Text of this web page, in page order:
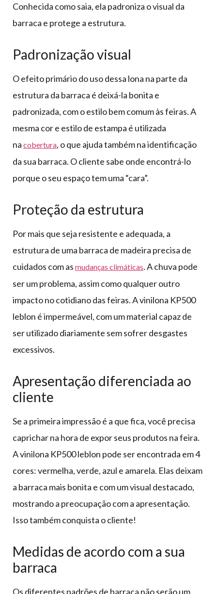
Conhecida como saia, ela padroniza o visual da
barraca e protege a estrutura.
Padronização visual
O efeito primário do uso dessa lona na parte da
estrutura da barraca é deixá-la bonita e
padronizada, com o estilo bem comum às feiras. A
mesma cor e estilo de estampa é utilizada
na cobertura, o que ajuda também na identificação
da sua barraca. O cliente sabe onde encontrá-lo
porque o seu espaço tem uma “cara”.
Proteção da estrutura
Por mais que seja resistente e adequada, a
estrutura de uma barraca de madeira precisa de
cuidados com as mudanças climáticas. A chuva pode
ser um problema, assim como qualquer outro
impacto no cotidiano das feiras. A vinilona KP500
leblon é impermeável, com um material capaz de
ser utilizado diariamente sem sofrer desgastes
excessivos.
Apresentação diferenciada ao
cliente
Se a primeira impressão é a que fica, você precisa
caprichar na hora de expor seus produtos na feira.
A vinilona KP500 leblon pode ser encontrada em 4
cores: vermelha, verde, azul e amarela. Elas deixam
a barraca mais bonita e com um visual destacado,
mostrando a preocupação com a apresentação.
Isso também conquista o cliente!
Medidas de acordo com a sua
barraca
Os diferentes padrões de barraca não serão um